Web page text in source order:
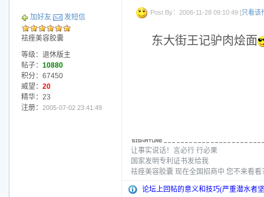
加好友 发短信
祛痤美容胶囊
等级：退休版主
帖子： 10880
积分：67450
威望： 20
精华：23
注册： 2005-07-02 23:41:49
Post By：2006-11-28 09:10:49 [只看该
东大街王记驴肉烩面
让事实说话！言必行 行必果
国家发明专利证书发给我
祛痤美容胶囊 现在全国招商中 您不来看
论坛上回帖的意义和技巧(严重潜水者